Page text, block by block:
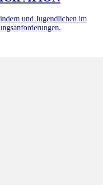
und Jugendlichen im